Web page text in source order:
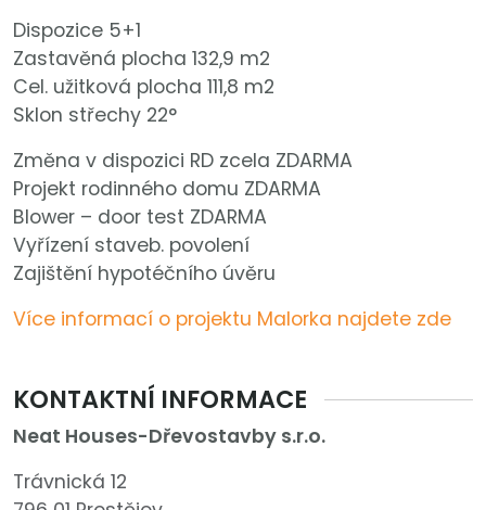
Dispozice 5+1
Zastavěná plocha 132,9 m2
Cel. užitková plocha 111,8 m2
Sklon střechy 22°
Změna v dispozici RD zcela ZDARMA
Projekt rodinného domu ZDARMA
Blower – door test ZDARMA
Vyřízení staveb. povolení
Zajištění hypotéčního úvěru
Více informací o projektu Malorka najdete zde
KONTAKTNÍ INFORMACE
Neat Houses-Dřevostavby s.r.o.
Trávnická 12